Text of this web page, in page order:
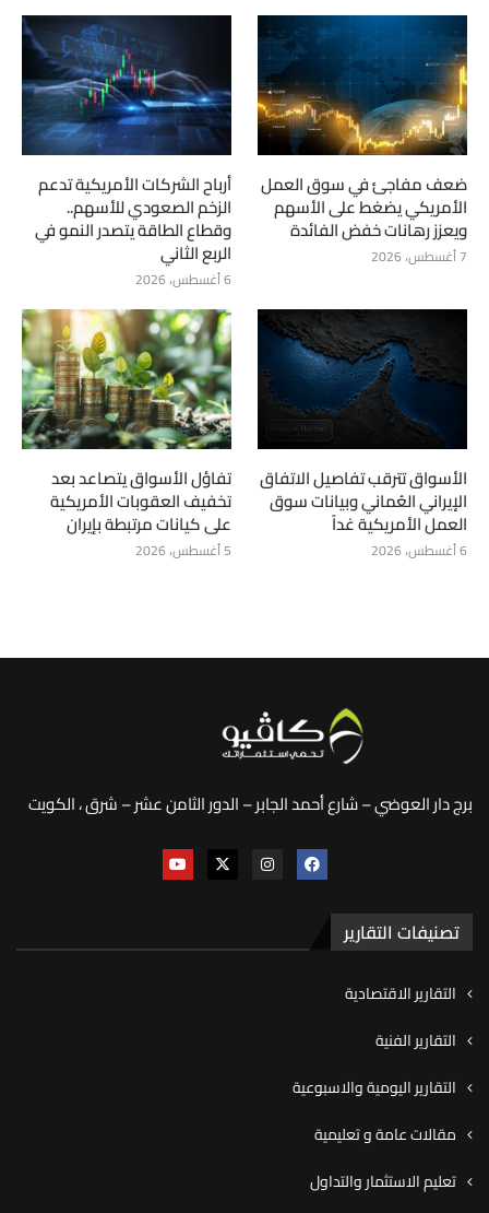
ضعف مفاجئ في سوق العمل
الأمريكي يضغط على الأسهم
ويعزز رهانات خفض الفائدة
7 أغسطس، 2026
أرباح الشركات الأمريكية تدعم
الزخم الصعودي للأسهم..
وقطاع الطاقة يتصدر النمو في
الربع الثاني
6 أغسطس، 2026
الأسواق تترقب تفاصيل الاتفاق
الإيراني العُماني وبيانات سوق
العمل الأمريكية غداً
6 أغسطس، 2026
تفاؤل الأسواق يتصاعد بعد
تخفيف العقوبات الأمريكية
على كيانات مرتبطة بإيران
5 أغسطس، 2026
برج دار العوضي – شارع أحمد الجابر – الدور الثامن عشر – شرق ، الكويت
تصنيفات التقارير
التقارير الاقتصادية
التقارير الفنية
التقارير اليومية والاسبوعية
مقالات عامة و تعليمية
تعليم الاستثمار والتداول